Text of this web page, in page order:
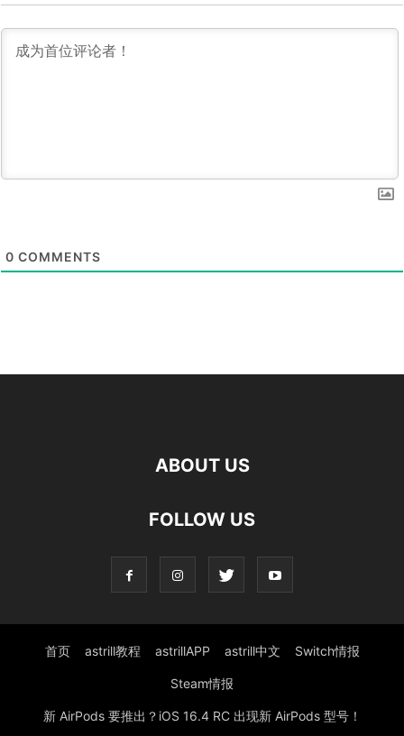
0 COMMENTS
ABOUT US
FOLLOW US
首页 astrill教程 astrillAPP astrill中文 Switch情报
Steam情报
新 AirPods 要推出？iOS 16.4 RC 出现新 AirPods 型号！